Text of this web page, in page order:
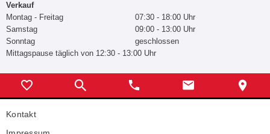
Verkauf
Montag - Freitag
07:30 - 18:00 Uhr
Samstag
09:00 - 13:00 Uhr
Sonntag
geschlossen
Mittagspause täglich von 12:30 - 13:00 Uhr
Kontakt